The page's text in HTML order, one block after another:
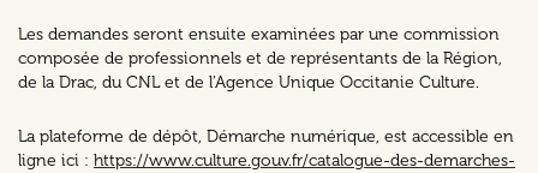
Les demandes seront ensuite examinées par une commission
composée de professionnels et de représentants de la Région,
de la Drac, du CNL et de l’Agence Unique Occitanie Culture.
La plateforme de dépôt, Démarche numérique, est accessible en
ligne ici : https://www.culture.gouv.fr/catalogue-des-demarches-